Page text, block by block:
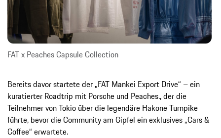
FAT x Peaches Capsule Collection
Bereits davor startete der „FAT Mankei Export Drive“ – ein
kuratierter Roadtrip mit Porsche und Peaches., der die
Teilnehmer von Tokio über die legendäre Hakone Turnpike
führte, bevor die Community am Gipfel ein exklusives „Cars &
Coffee“ erwartete.